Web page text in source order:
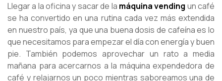
Llegar a la oficina y sacar de la máquina vending un café
se ha convertido en una rutina cada vez más extendida
en nuestro país, ya que una buena dosis de cafeína es lo
que necesitamos para empezar el día con energía y buen
pie. También podemos aprovechar un rato a media
mañana para acercarnos a la máquina expendedora de
café y relajarnos un poco mientras saboreamos una de